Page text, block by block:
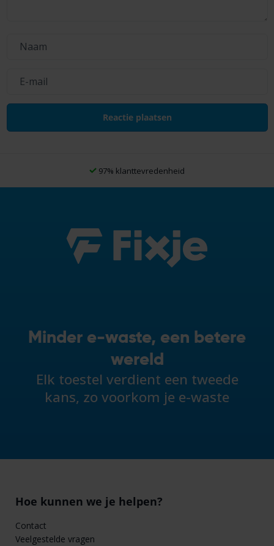
97% klanttevredenheid
Minder e-waste, een betere
wereld
Elk toestel verdient een tweede
kans, zo voorkom je e-waste
Hoe kunnen we je helpen?
Contact
Veelgestelde vragen